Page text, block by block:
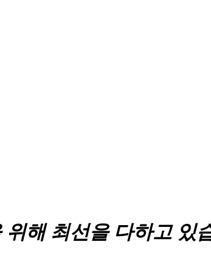
해 최선을 다하고 있